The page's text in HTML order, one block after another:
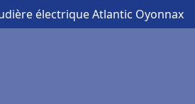
électrique Atlantic Oyonnax